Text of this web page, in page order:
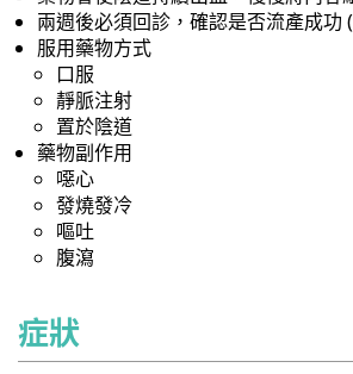
兩週後必須回診，確認是否流產成功
服用藥物方式
口服
靜脈注射
置於陰道
藥物副作用
噁心
發燒發冷
嘔吐
腹瀉
症狀